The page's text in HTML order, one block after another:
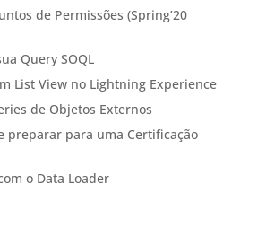
de Permissões (Spring’20
Query SOQL
List View no Lightning Experience
de Objetos Externos
preparar para uma Certificação
o Data Loader